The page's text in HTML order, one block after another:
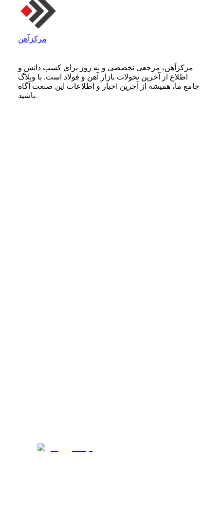
مرکزآهن
مرکزآهن، مرجعی تخصصی و به روز برای کسب دانش و
اطلاع از آخرین تحولات بازار آهن و فولاد است. با وبلاگ
جامع ما، همیشه از آخرین اخبار و اطلاعات این صنعت آگاه
باشید.